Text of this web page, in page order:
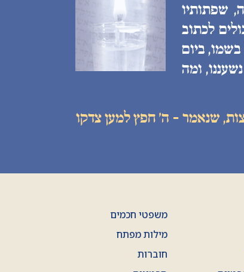
שפתותיו
לכתוב
ביום
ומה
שנאמר - ה׳ חפץ למען צדקו
משפטי חכמים
מילות מפתח
חוברות